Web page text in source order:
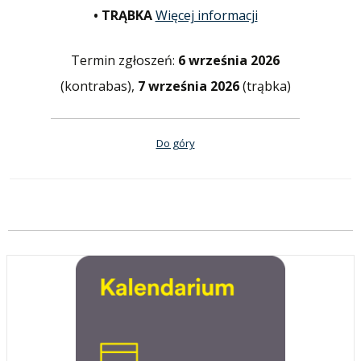
• TRĄBKAWięcej informacji
Termin zgłoszeń: 6 września 2026
(kontrabas), 7 września 2026(trąbka)
Do góry